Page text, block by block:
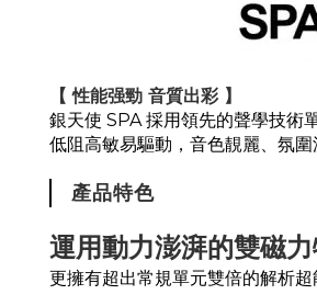
【 性能强勁 音質出彩 】
銀天使 SPA 採用領先的聲學技術
低阻高敏易驅動，音色靚麗、氛圍
產品特色
運用動力澎湃的雙磁
更擁有超出常規單元雙倍的解析超